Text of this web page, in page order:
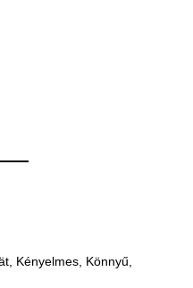
Kényelmes, Könnyű,